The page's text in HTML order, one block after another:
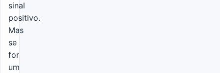
sinal
positivo.
Mas
se
for
um